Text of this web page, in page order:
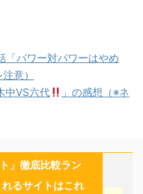
「パワー対パワーはやめ
意）
中VS六代
」の感想（※ネ
」徹底比較ラン
るサイトはこれ